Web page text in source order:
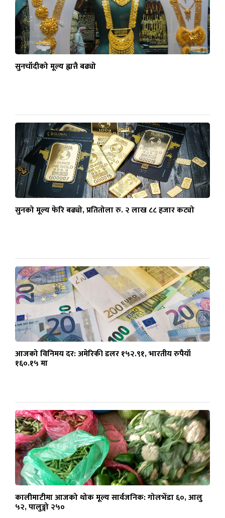
सुनचाँदीको मूल्य ह्वात्तै बढ्यो
सुनको मूल्य फेरि बढ्यो, प्रतितोला रु. २ लाख ८८ हजार कट्यो
आजको विनिमय दर: अमेरिकी डलर १५२.९१, भारतीय रुपैयाँ
१६०.१५ मा
कालीमाटीमा आजको थोक मूल्य सार्वजनिक: गोलभेँडा ६०, आलु
५२, पालुङ्गो २५०